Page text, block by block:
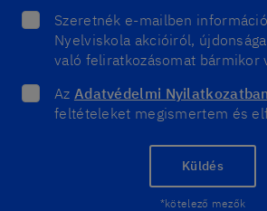
Szeretnék e-mailben
Nyelviskola akcióiról,
való feliratkozásomat bármikor
Az Adatvédelmi Nyilatkozatban
feltételeket megismertem és
Küldés
*kötelező mezők